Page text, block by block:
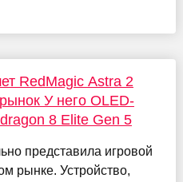
RedMagic Astra 2
У него OLED-
8 Elite Gen 5
представила игровой
рынке. Устройство,